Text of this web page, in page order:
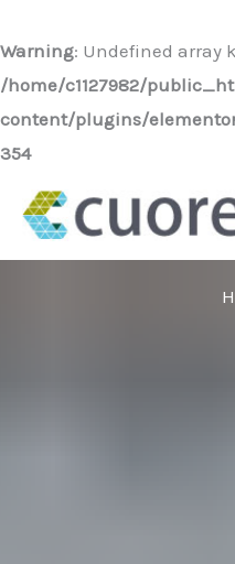
Warning: Undefined array
/home/c1127982/
content/plugins/
354
容
を
ス
キ